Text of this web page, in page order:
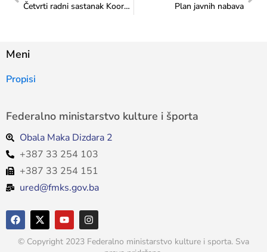
Četvrti radni sastanak Koordinacionog tima za implementaciju Preporuka Komiteta potpisnica Istanbulske konvencije
Plan javnih nabava
Meni
Propisi
Federalno ministarstvo kulture i športa
Obala Maka Dizdara 2
+387 33 254 103
+387 33 254 151
ured@fmks.gov.ba
© Copyright 2023 Federalno ministarstvo kulture i sporta. Sva